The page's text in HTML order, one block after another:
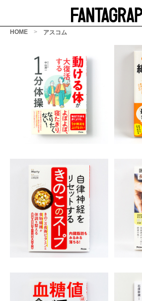
HOME アスコム